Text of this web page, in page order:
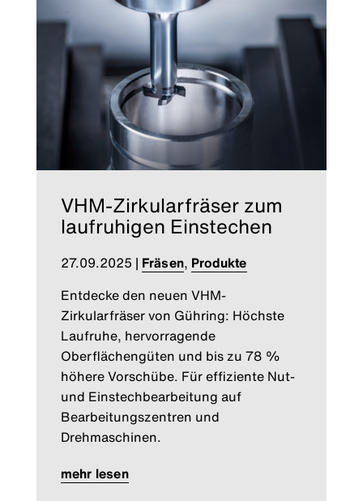
VHM-Zirkularfräser zum
laufruhigen Einstechen
27.09.2025 | Fräsen, Produkte
Entdecke den neuen VHM-
Zirkularfräser von Gühring: Höchste
Laufruhe, hervorragende
Oberflächengüten und bis zu 78 %
höhere Vorschübe. Für effiziente Nut-
und Einstechbearbeitung auf
Bearbeitungszentren und
Drehmaschinen.
mehr lesen